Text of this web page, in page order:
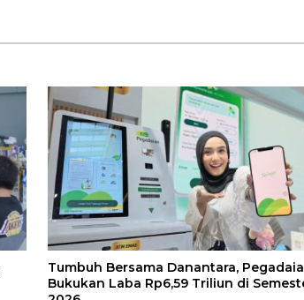
Tumbuh Bersama Danantara,
Bukukan Laba Rp6,59 Triliun di